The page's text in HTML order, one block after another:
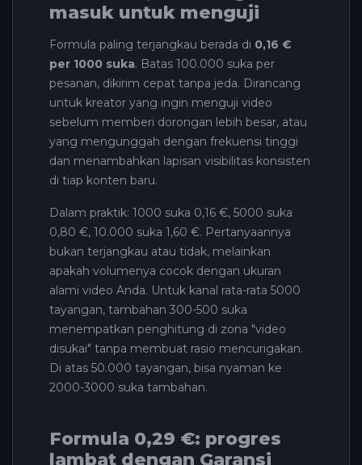
masuk untuk menguji
Formula paling terjangkau berada di 0,16 €
per 1000 suka. Batas 100.000 suka per
pesanan, dikirim cepat tanpa jeda. Dirancang
untuk kreator yang ingin menguji video
sebelum memberi dorongan lebih besar, atau
yang mengunggah dengan frekuensi tinggi
dan menambahkan lapisan visibilitas konsisten
di tiap konten baru.
Dalam praktik: 1000 suka 0,16 €, 5000 suka
0,80 €, 10.000 suka 1,60 €. Pertanyaannya
bukan terjangkau atau tidak, melainkan
apakah volumenya cocok dengan ukuran
alami video Anda. Untuk kanal rata-rata 5000
tayangan, tambahan 300-500 suka
menempatkan penghitung di zona "video
disukai" tanpa membuat rasio mencurigakan.
Di atas 50.000 tayangan, bisa nyaman ke
2000-3000 suka tambahan.
Formula 0,29 €: progres
lambat dengan Garansi